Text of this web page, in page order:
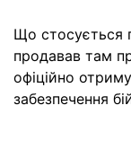
Що стосується
продавав там
офіційно
забезпечення